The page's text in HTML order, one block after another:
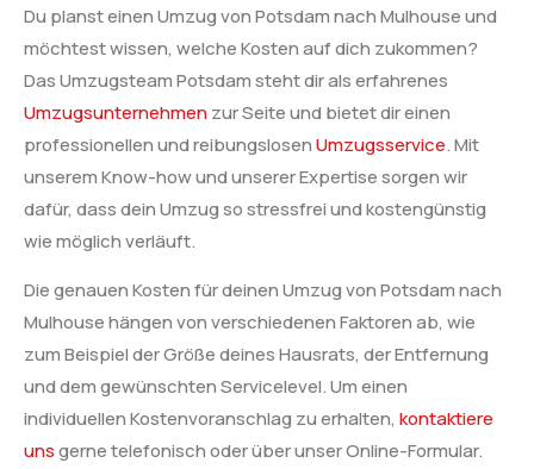
Du planst einen Umzug von Potsdam nach Mulhouse und
möchtest wissen, welche Kosten auf dich zukommen?
Das Umzugsteam Potsdam steht dir als erfahrenes
Umzugsunternehmenzur Seite und bietet dir einen
professionellen und reibungslosenUmzugsservice. Mit
unserem Know-how und unserer Expertise sorgen wir
dafür, dass dein Umzug so stressfrei und kostengünstig
wie möglich verläuft.
Die genauen Kosten für deinen Umzug von Potsdam nach
Mulhouse hängen von verschiedenen Faktoren ab, wie
zum Beispiel der Größe deines Hausrats, der Entfernung
und dem gewünschten Servicelevel. Um einen
individuellen Kostenvoranschlag zu erhalten, kontaktiere
unsgerne telefonisch oder über unser Online-Formular.